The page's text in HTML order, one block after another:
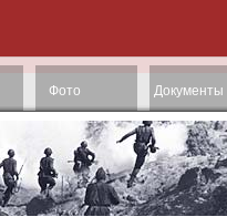
Фото Документы